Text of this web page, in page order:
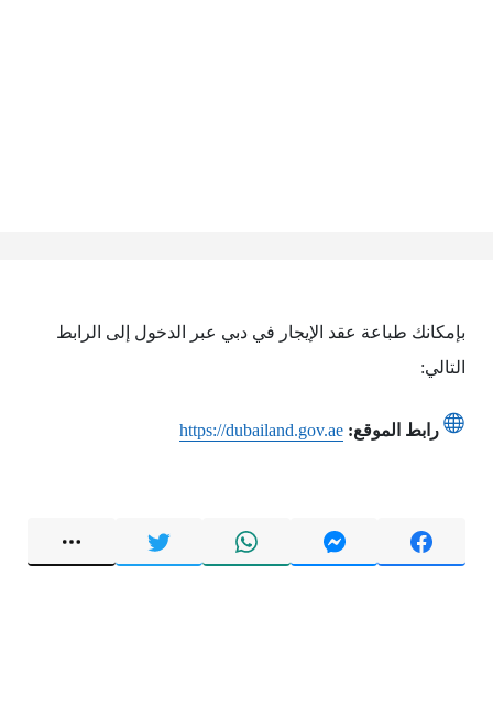
بإمكانك طباعة عقد الإيجار في دبي عبر الدخول إلى الرابط
التالي:
رابط الموقع: https://dubailand.gov.ae